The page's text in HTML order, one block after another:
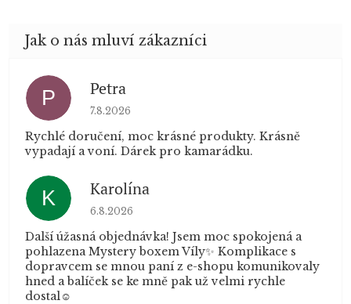
P Petra
Hodnocení obchodu je 5 z 5 hvězdiček.
7.8.2026
Rychlé doručení, moc krásné produkty. Krásně
vypadají a voní. Dárek pro kamarádku.
K Karolína
Hodnocení obchodu je 5 z 5 hvězdiček.
6.8.2026
Další úžasná objednávka! Jsem moc spokojená a
pohlazena Mystery boxem Víly✨ Komplikace s
dopravcem se mnou paní z e-shopu komunikovaly
hned a balíček se ke mně pak už velmi rychle
dostal☺️